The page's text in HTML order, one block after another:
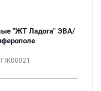
"ЖТ Ладога" ЭВА/